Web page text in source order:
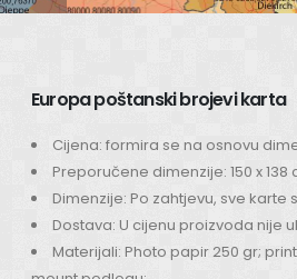
Europa poštanski brojevi karta
Cijena: formira se na osnovu
Preporučene dimenzije: 150 x 138
Dimenzije: Po zahtjevu, sve karte
Dostava: U cijenu proizvoda nije
Materijali: Photo papir 250 gr;